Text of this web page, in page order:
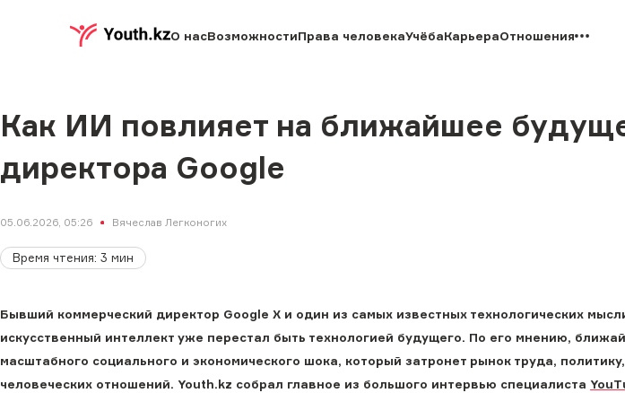
О насВозможностиПрава человекаУчёбаКарьераОтношения
Как ИИ повлияет на ближайшее
директора Google
05.06.2026, 05:26 Вячеслав Легконогих
Время чтения: 3 мин
Бывший коммерческий директор Google X и один из самых известных технологических
искусственный интеллект уже перестал быть технологией будущего. По его мнению,
масштабного социального и экономического шока, который затронет рынок труда,
человеческих отношений. Youth.kz собрал главное из большого интервью специалиста